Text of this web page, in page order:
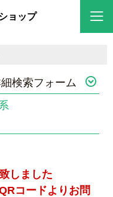
ョップ
検索フォーム
しました
コードよりお問